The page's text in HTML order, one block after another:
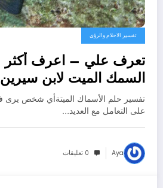
تفسير الاحلام والرؤى
تعرف علي – اعرف أكثر
السمك الميت لابن
تفسير حلم الأسماك الميتةأي شخص
على التعامل مع العديد…
Aya 0 تعليقات